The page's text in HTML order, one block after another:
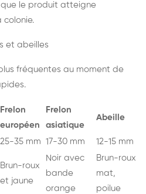
le produit atteigne
et abeilles
fréquentes au moment de
Frelon
européen
Frelon
asiatique
Abeille
25-35 mm 17-30 mm 12-15 mm
Brun-roux
et jaune
Noir avec
bande
orange
Brun-roux
mat,
poilue